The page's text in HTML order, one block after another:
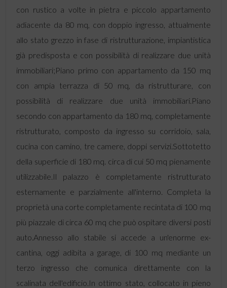
con rustico a volte in pietra e piccolo appartamento
adiacente da 80 mq, con doppio ingresso, attualmente
allo stato grezzo in fase di ristrutturazione, impiantistica
già predisposta e con possibilità di realizzare due unità
immobiliari;Piano primo con appartamento da 150 mq
con ampia terrazza di 50 mq, da ristrutturare, con
possibilità di realizzare due unità immobiliari.Piano
secondo con appartamento da 180 mq, completamente
ristrutturato, composto da ingresso su corridoio, sala,
cucina con camino, tre camere, doppi servizi.Sottotetto
della superficie di 180 mq. circa di cui 50 mq pienamente
utilizzabile.Il palazzo è completamente ristrutturato
esternamente e parzialmente all'interno. Completa la
proprietà una corte completamente recintata di 100 mq
più piazzale di circa 60 mq che può ospitare diversi posti
auto.Annesso allo stabile si accede a un'enorme ex-
cantina, oggi adibita a garage, di 100 mq mediante un
terzo ingresso che comunica direttamente con la
scalinata dell'edificio.In ottimo stato, collocato in pieno